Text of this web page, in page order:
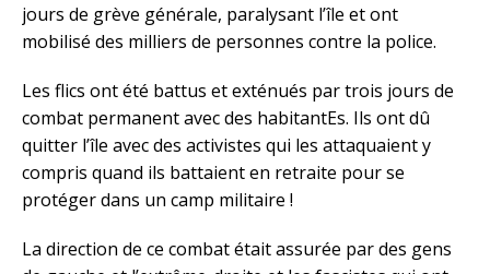
jours de grève générale, paralysant l’île et ont
mobilisé des milliers de personnes contre la police.
Les flics ont été battus et exténués par trois jours de
combat permanent avec des habitantEs. Ils ont dû
quitter l’île avec des activistes qui les attaquaient y
compris quand ils battaient en retraite pour se
protéger dans un camp militaire !
La direction de ce combat était assurée par des gens